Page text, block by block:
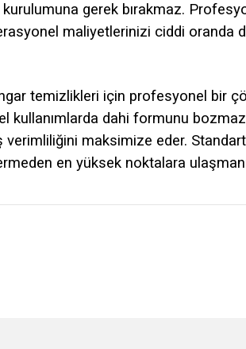
gerek bırakmaz.
maliyetlerinizi ciddi oranda
temizlikleri için profesyonel bir
kullanımlarda dahi formunu
maksimize eder.
en yüksek noktalara